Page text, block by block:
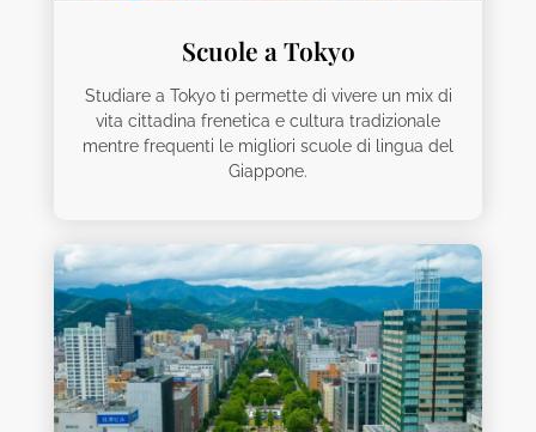
Scuole a Tokyo
Studiare a Tokyo ti permette di vivere un mix di
vita cittadina frenetica e cultura tradizionale
mentre frequenti le migliori scuole di lingua del
Giappone.